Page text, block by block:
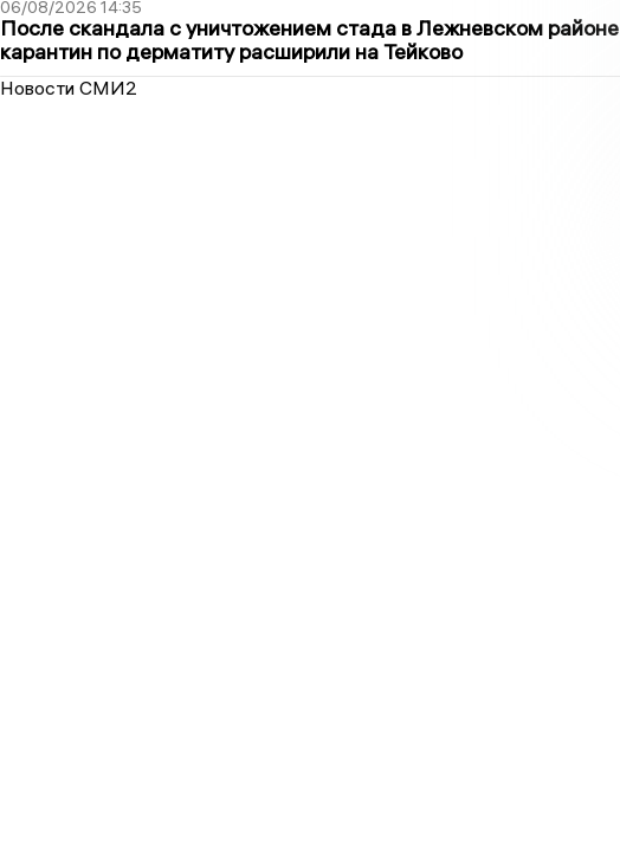
06/08/2026 14:35
После скандала с уничтожением стада в Лежневском районе
карантин по дерматиту расширили на Тейково
Новости СМИ2